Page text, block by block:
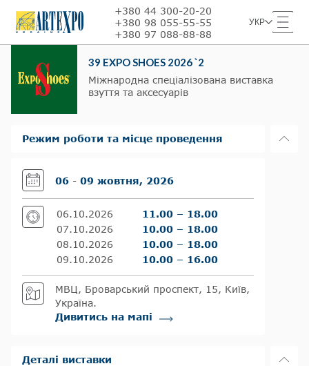
+380 44 300-20-20
+380 98 055-55-55
+380 97 088-88-88
УКР
39 EXPO SHOES 2026 `2
Міжнародна спеціалізована виставка
взуття та аксесуарів
Режим роботи та місце проведення
06 - 09 жовтня, 2026
06.10.2026
11.00 – 18.00
07.10.2026
10.00 – 18.00
08.10.2026
10.00 – 18.00
09.10.2026
10.00 – 16.00
МВЦ, Броварський проспект, 15, Київ,
Україна.
Дивитись на мапі
Деталі виставки